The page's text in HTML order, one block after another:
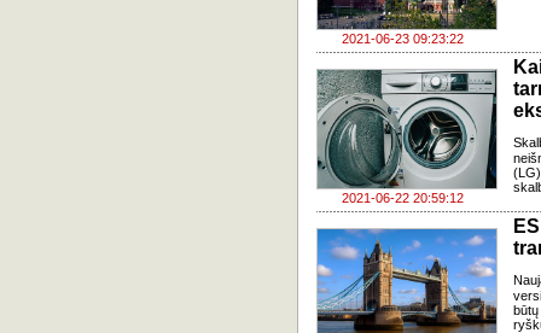
2021-06-23 09:23:22
2021-06-22 20:59:12